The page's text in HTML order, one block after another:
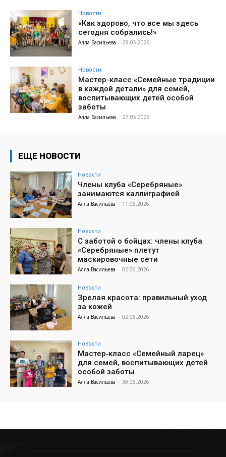
Новости
«Как здорово, что все мы здесь
сегодня собрались!»
Алла Васильева - 29.05.2026
Новости
Мастер-класс «Семейные традиции
в каждой детали» для семей,
воспитывающих детей особой
заботы
Алла Васильева - 27.05.2026
ЕЩЕ НОВОСТИ
Новости
Члены клуба «Серебряные»
занимаются каллиграфией
Алла Васильева - 11.06.2026
Новости
С заботой о бойцах: члены клуба
«Серебряные» плетут
маскировочные сети
Алла Васильева - 02.06.2026
Новости
Зрелая красота: правильный уход
за кожей
Алла Васильева - 02.06.2026
Новости
Мастер‑класс «Семейный ларец»
для семей, воспитывающих детей
особой заботы
Алла Васильева - 30.05.2026